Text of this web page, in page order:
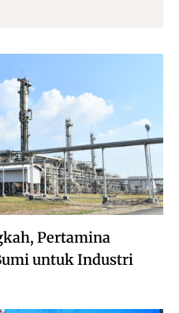
Pertamina
untuk Industri